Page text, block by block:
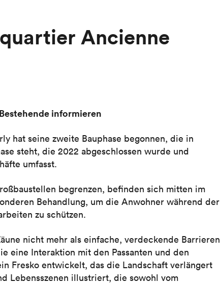
Ancienne
informieren
hat seine zweite Bauphase begonnen, die in
steht, die 2022 abgeschlossen wurde und
umfasst.
begrenzen, befinden sich mitten im
Behandlung, um die Anwohner während der
zu schützen.
nicht mehr als einfache, verdeckende Barrieren
eine Interaktion mit den Passanten und den
Fresko entwickelt, das die Landschaft verlängert
Lebensszenen illustriert, die sowohl vom